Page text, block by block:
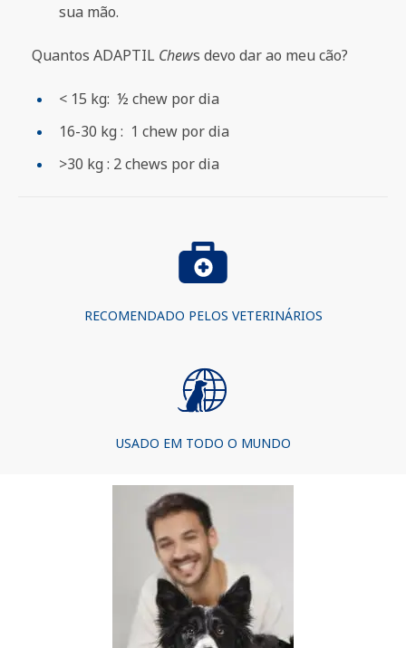
sua mão.
Quantos ADAPTIL Chews devo dar ao meu cão?
< 15 kg: ½ chew por dia
16-30 kg : 1 chew por dia
>30 kg : 2 chews por dia
RECOMENDADO PELOS VETERINÁRIOS
USADO EM TODO O MUNDO